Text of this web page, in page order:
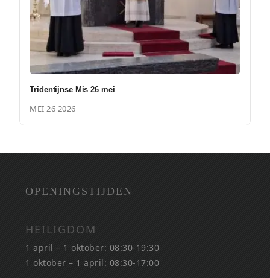
Tridentijnse Mis 26 mei
MEI 26 2026
OPENINGSTIJDEN
HEILIGDOM
1 april – 1 oktober: 08:30-19:30
1 oktober – 1 april: 08:30-17:00